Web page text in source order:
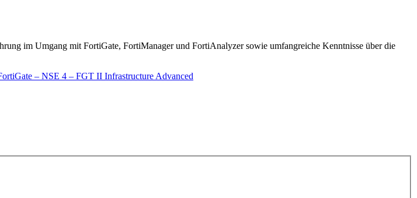
im Umgang mit FortiGate, FortiManager und FortiAnalyzer sowie umfangreiche Kenntnisse über die
– NSE 4 – FGT II Infrastructure Advanced